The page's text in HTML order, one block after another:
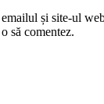
și site-ul
să comentez.